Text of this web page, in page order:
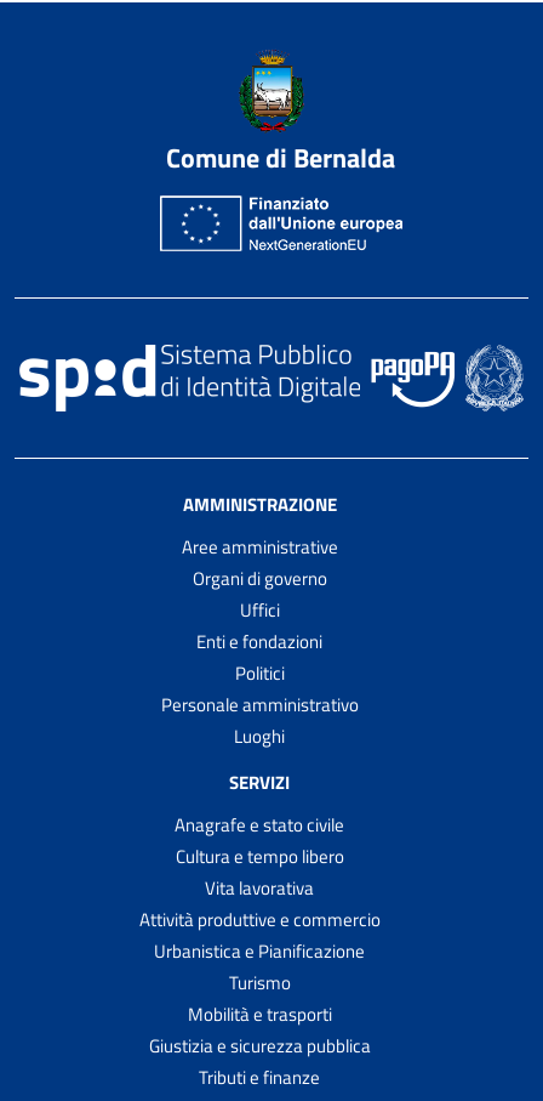
Comune di Bernalda
AMMINISTRAZIONE
Aree amministrative
Organi di governo
Uffici
Enti e fondazioni
Politici
Personale amministrativo
Luoghi
SERVIZI
Anagrafe e stato civile
Cultura e tempo libero
Vita lavorativa
Attività produttive e commercio
Urbanistica e Pianificazione
Turismo
Mobilità e trasporti
Giustizia e sicurezza pubblica
Tributi e finanze